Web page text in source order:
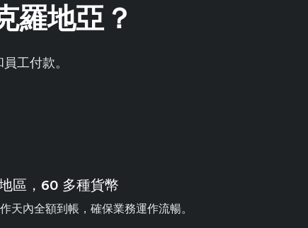
羅地亞？
工付款。
區，60 多種貨幣
天內全額到帳，確保業務運作流暢。